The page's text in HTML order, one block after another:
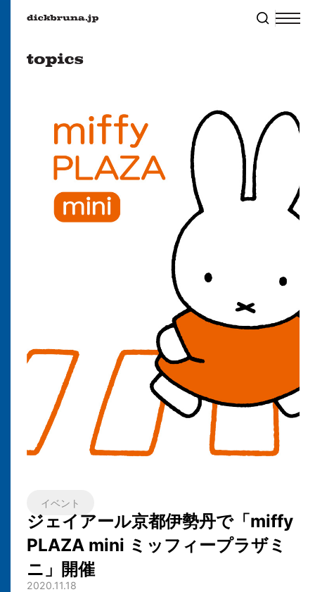
イベント
ジェイアール京都伊勢丹で「miffy
PLAZA mini ミッフィープラザミ
ニ」開催
2020.11.18